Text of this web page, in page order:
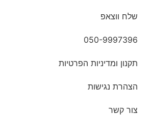
שלח ווצאפ
050-9997396
תקנון ומדיניות הפרטיות
הצהרת נגישות
צור קשר